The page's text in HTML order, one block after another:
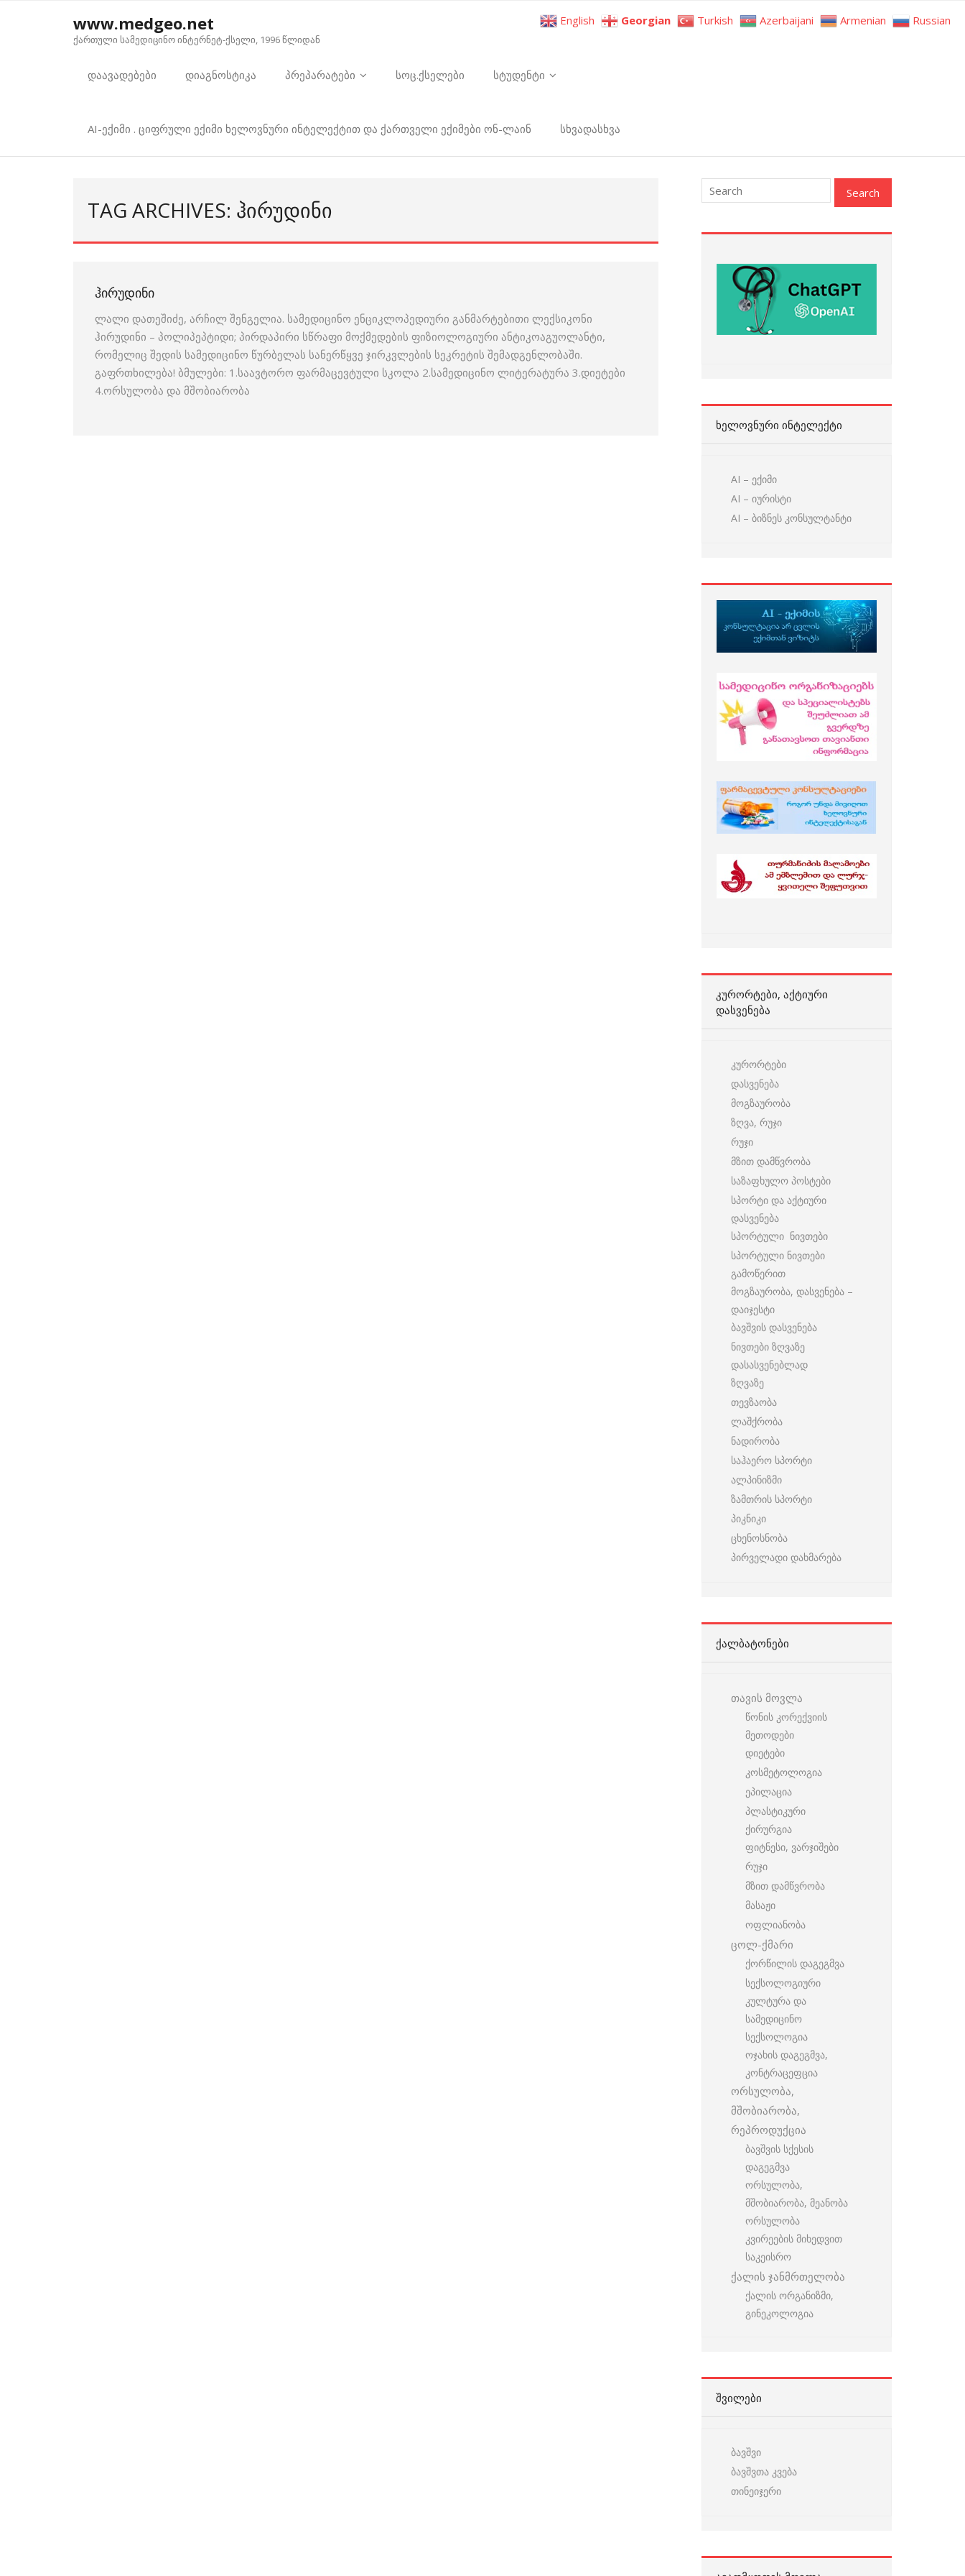
www.medgeo.net
ქართული სამედიცინო ინტერნეტ-ქსელი, 1996 წლიდან
დაავადებები დიაგნოსტიკა პრეპარატები სოც.ქსელები სტუდენტი
AI-ექიმი . ციფრული ექიმი ხელოვნური ინტელექტით და ქართველი ექიმები ონ-ლაინ სხვადასხვა
TAG ARCHIVES: ᲰᲘᲠᲣᲓᲘᲜᲘ
ᲰᲘᲠᲣᲓᲘᲜᲘ
ლალი დათეშიძე, არჩილ შენგელია. სამედიცინო ენციკლოპედიური განმარტებითი ლექსიკონი
ჰირუდინი – პოლიპეპტიდი; პირდაპირი სწრაფი მოქმედების ფიზიოლოგიური ანტიკოაგუოლანტი,
რომელიც შედის სამედიცინო წურბელას სანერწყვე ჯირკვლების სეკრეტის შემადგენლობაში.
გაფრთხილება! ბმულები: 1.საავტორო ფარმაცევტული სკოლა 2.სამედიცინო ლიტერატურა 3.დიეტები
4.ორსულობა და მშობიარობა
ᲮᲔᲚᲝᲕᲜᲣᲠᲘ ᲘᲜᲢᲔᲚᲔᲥᲢᲘ
AI – ექიმი
AI – იურისტი
AI – ბიზნეს კონსულტანტი
ᲙᲣᲠᲝᲠᲢᲔᲑᲘ, ᲐᲥᲢᲘᲣᲠᲘ
ᲓᲐᲡᲕᲔᲜᲔᲑᲐ
კურორტები
დასვენება
მოგზაურობა
ზღვა, რუჯი
რუჯი
მზით დამწვრობა
საზაფხულო პოსტები
სპორტი და აქტიური
დასვენება
სპორტული ნივთები
სპორტული ნივთები
გამოწერით
მოგზაურობა, დასვენება –
დაიჯესტი
ბავშვის დასვენება
ნივთები ზღვაზე
დასასვენებლად
ზღვაზე
თევზაობა
ლაშქრობა
ნადირობა
საჰაერო სპორტი
ალპინიზმი
ზამთრის სპორტი
პიკნიკი
ცხენოსნობა
პირველადი დახმარება
ᲥᲐᲚᲑᲐᲢᲝᲜᲔᲑᲘ
თავის მოვლა
წონის კორექვიის
მეთოდები
დიეტები
კოსმეტოლოგია
ეპილაცია
პლასტიკური
ქირურგია
ფიტნესი, ვარჯიშები
რუჯი
მზით დამწვრობა
მასაჟი
ოფლიანობა
ცოლ-ქმარი
ქორწილის დაგეგმვა
სექსოლოგიური
კულტურა და
სამედიცინო
სექსოლოგია
ოჯახის დაგეგმვა,
კონტრაცეფცია
ორსულობა,
მშობიარობა,
რეპროდუქცია
ბავშვის სქესის
დაგეგმვა
ორსულობა,
მშობიარობა, მეანობა
ორსულობა
კვირეების მიხედვით
საკეისრო
ქალის ჯანმრთელობა
ქალის ორგანიზმი,
გინეკოლოგია
ᲨᲕᲘᲚᲔᲑᲘ
ბავშვი
ბავშვთა კვება
თინეიჯერი
English Georgian Turkish Azerbaijani Armenian Russian